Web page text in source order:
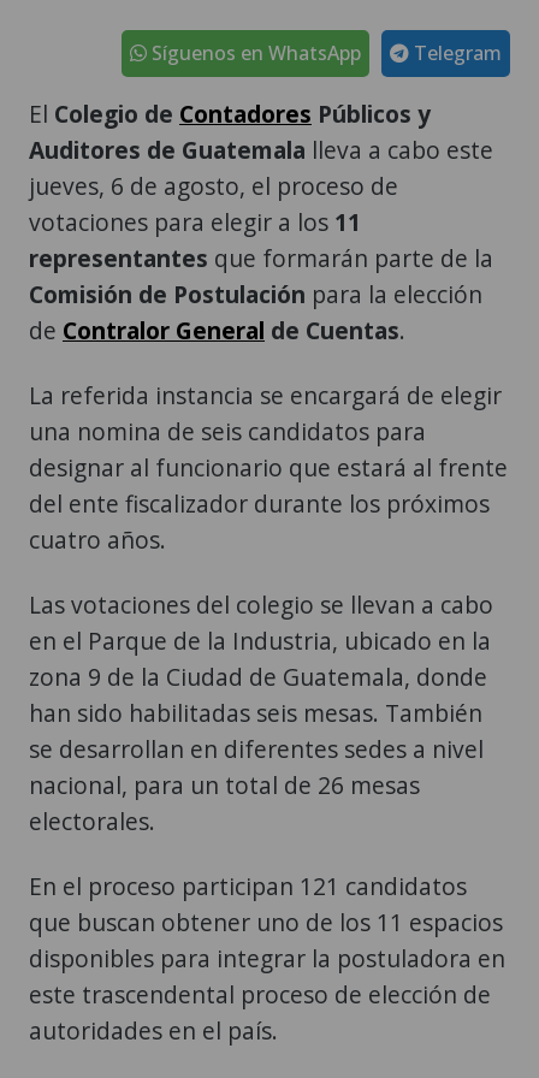
Telegram
Síguenos en WhatsApp
El Colegio de Contadores Públicos y
Auditores de Guatemala lleva a cabo este
jueves, 6 de agosto, el proceso de
votaciones para elegir a los 11
representantes que formarán parte de la
Comisión de Postulación para la elección
de Contralor General de Cuentas.
La referida instancia se encargará de elegir
una nomina de seis candidatos para
designar al funcionario que estará al frente
del ente fiscalizador durante los próximos
cuatro años.
Las votaciones del colegio se llevan a cabo
en el Parque de la Industria, ubicado en la
zona 9 de la Ciudad de Guatemala, donde
han sido habilitadas seis mesas. También
se desarrollan en diferentes sedes a nivel
nacional, para un total de 26 mesas
electorales.
En el proceso participan 121 candidatos
que buscan obtener uno de los 11 espacios
disponibles para integrar la postuladora en
este trascendental proceso de elección de
autoridades en el país.